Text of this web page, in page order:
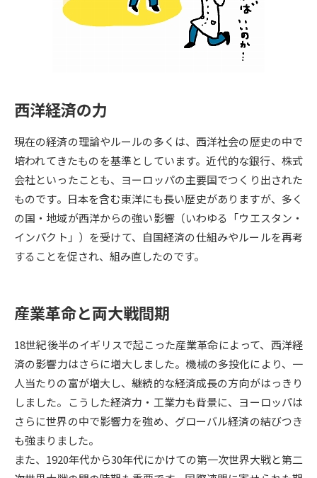
留学・進学関連、塾・予備校
大学入学共通テスト「受験案
内」の請求
幼稚園教員資格認定試験
高等学校（情報）教員資格認定
試験
大学研究 大学検索
大学で学べる内容や特徴を調べる
集
データサイエンス特集 奨学金・特待生制度特集
デジタルパンフレット 進路の３択
新学年スタート号特集ページ
（高3生用）
新学年スタート号特集ページ
（高2生用）
SELFBRAND特集ページ
西洋経済の力
現在の経済の理論やルールの多くは、西洋社会の歴史の中で
培われてきたものを基準としています。近代的な銀行、株式
会社といったことも、ヨーロッパの主要国でつくり出された
ものです。日本を含む東洋にも長い歴史がありますが、多く
の国・地域が西洋からの強い影響（いわゆる「ウエスタン・
インパクト」）を受けて、自国経済の仕組みやルールを再考
することを促され、組み直したのです。
産業革命と両大戦間期
18世紀後半のイギリスで起こった産業革命によって、西洋経
済の影響力はさらに増大しました。機械の多投化により、一
人当たりの富が増大し、継続的な経済成長の方向がはっきり
しました。こうした経済力・工業力も背景に、ヨーロッパは
さらに世界の中で影響力を強め、グローバル経済の結びつき
も強まりました。
また、1920年代から30年代にかけての第一次世界大戦と第二